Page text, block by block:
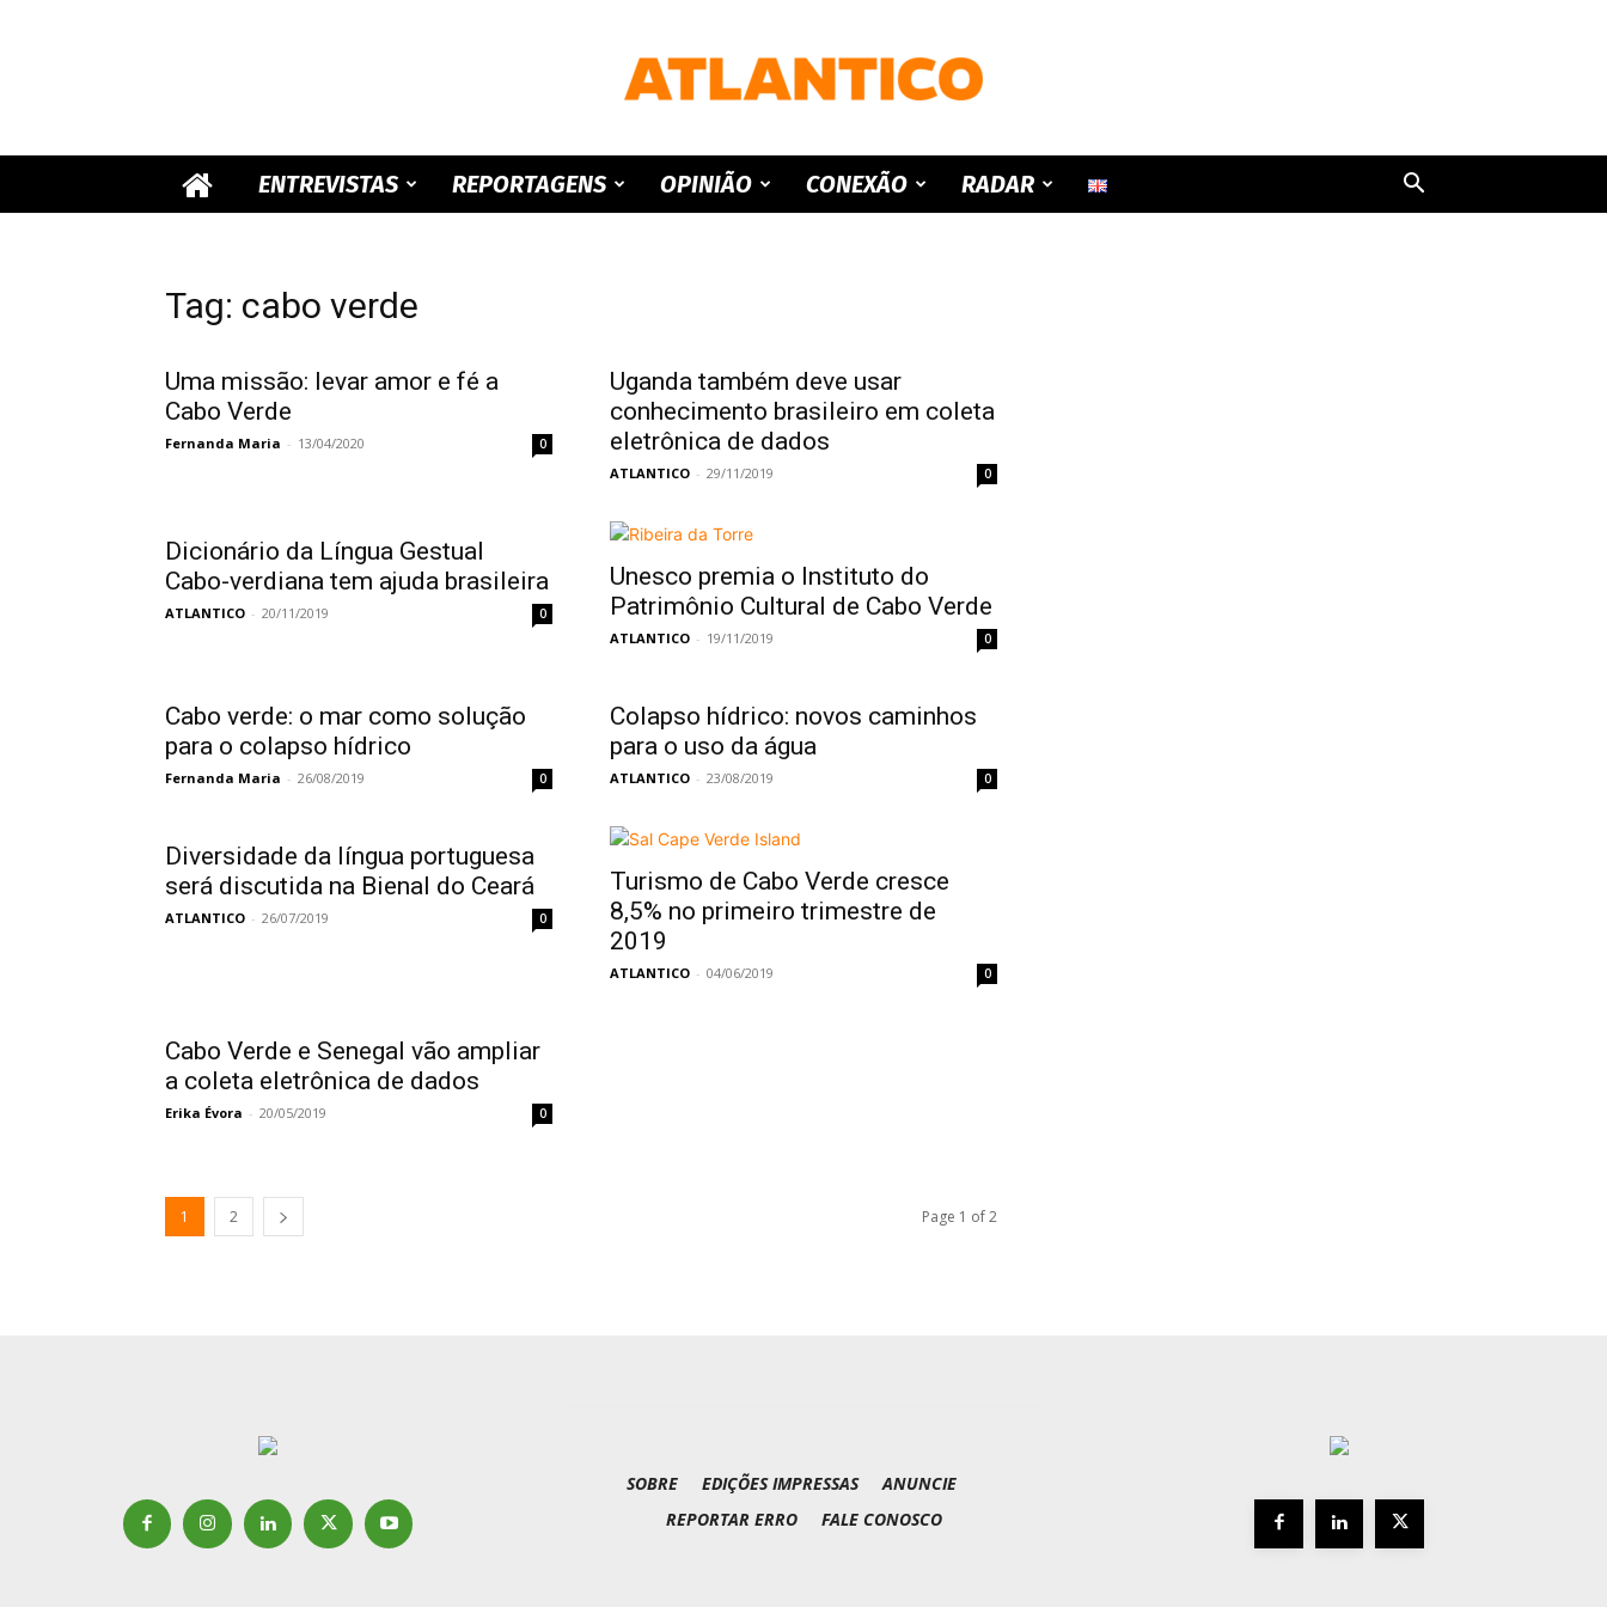
ATLANTICO
ENTREVISTAS REPORTAGENS OPINIÃO CONEXÃO RADAR
Tag: cabo verde
Uma missão: levar amor e fé a
Cabo Verde
Fernanda Maria - 13/04/2020 0
Uganda também deve usar
conhecimento brasileiro em coleta
eletrônica de dados
ATLANTICO - 29/11/2019 0
Dicionário da Língua Gestual
Cabo-verdiana tem ajuda brasileira
ATLANTICO - 20/11/2019 0
Unesco premia o Instituto do
Patrimônio Cultural de Cabo Verde
ATLANTICO - 19/11/2019 0
Cabo verde: o mar como solução
para o colapso hídrico
Fernanda Maria - 26/08/2019 0
Colapso hídrico: novos caminhos
para o uso da água
ATLANTICO - 23/08/2019 0
Diversidade da língua portuguesa
será discutida na Bienal do Ceará
ATLANTICO - 26/07/2019 0
Turismo de Cabo Verde cresce
8,5% no primeiro trimestre de
2019
ATLANTICO - 04/06/2019 0
Cabo Verde e Senegal vão ampliar
a coleta eletrônica de dados
Erika Évora - 20/05/2019 0
1 2 Page 1 of 2
SOBRE EDIÇÕES IMPRESSAS
ANUNCIE
REPORTAR ERRO
FALE CONOSCO